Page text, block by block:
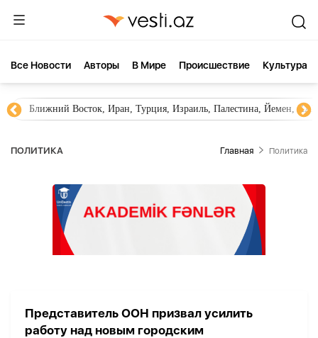
Все Новости Aвторы В Мире Происшествие Культура
Ближний Восток, Иран, Турция, Израиль, Палестина, Йемен,
ПОЛИТИКА Главная Политика
Представитель ООН призвал усилить
работу над новым городским